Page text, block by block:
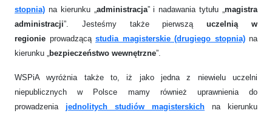
stopnia) na kierunku „administracja” i nadawania tytułu „magistra
administracji”. Jesteśmy także pierwsząuczelnią w
regionie prowadzącą studia magisterskie (drugiego stopnia)na
kierunku „bezpieczeństwo wewnętrzne”.
WSPiA wyróżnia także to, iż jako jedna z niewielu uczelni
niepublicznych w Polsce mamy również uprawnienia do
prowadzenia jednolitych studiów magisterskich na kierunku